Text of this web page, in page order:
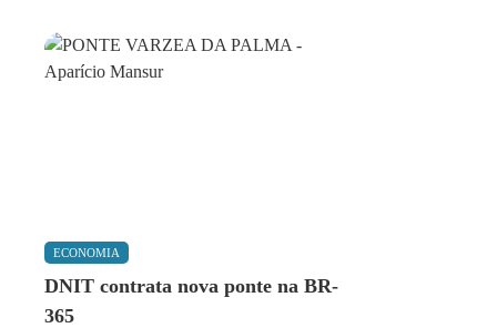
ECONOMIA
DNIT contrata nova ponte na BR-
365